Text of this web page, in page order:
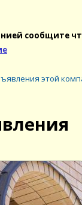
сообщите
этой